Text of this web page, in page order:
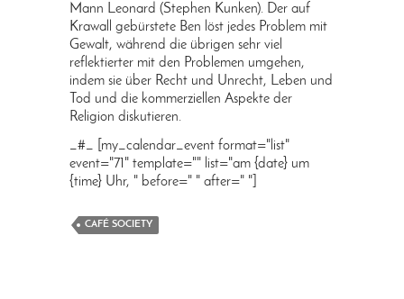
Mann Leonard (Stephen Kunken). Der auf
Krawall gebürstete Ben löst jedes Problem mit
Gewalt, während die übrigen sehr viel
reflektierter mit den Problemen umgehen,
indem sie über Recht und Unrecht, Leben und
Tod und die kommerziellen Aspekte der
Religion diskutieren.
_#_ [my_calendar_event format="list"
event="71" template="" list="am {date} um
{time} Uhr, " before=" " after=" "]
CAFÉ SOCIETY